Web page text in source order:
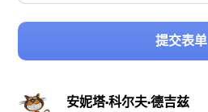
提交表单
安妮塔·科尔夫·德吉兹